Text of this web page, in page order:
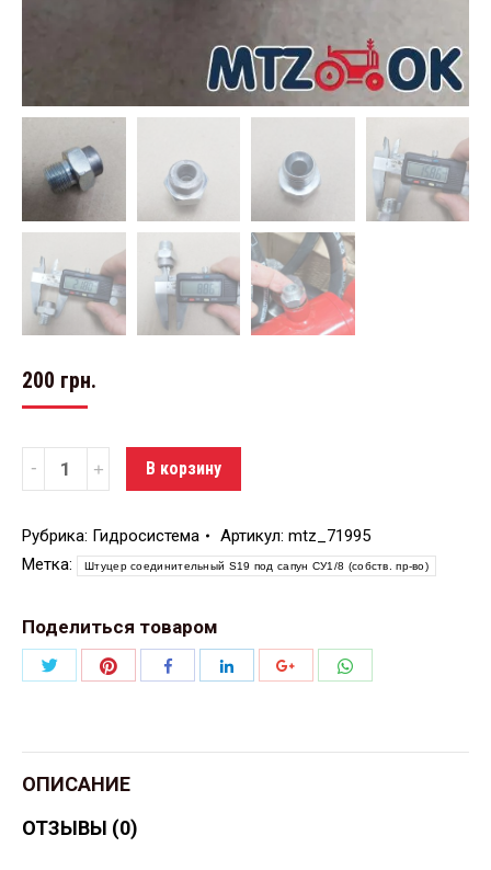
200 грн.
Количество В корзину
Рубрика: Гидросистема Артикул: mtz_71995
Метка:
Штуцер соединительный S19 под сапун СУ1/8 (собств. пр-во)
Поделиться товаром
ПоделитьсяПоделитьсяПоделитьсяПоделитьсяПоделиться
ОПИСАНИЕ
ОТЗЫВЫ (0)